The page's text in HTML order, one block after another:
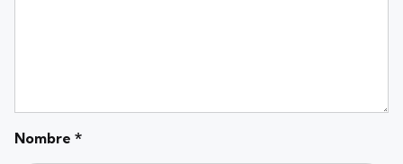
Nombre *